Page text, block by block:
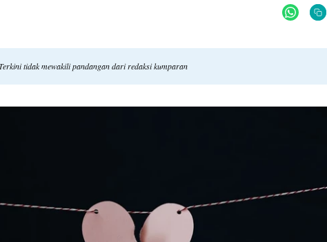
tidak mewakili pandangan dari redaksi kumparan